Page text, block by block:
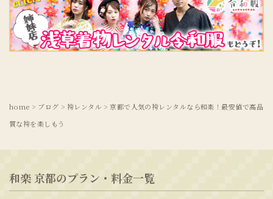
home > ブログ > 袴レンタル >京都で人気の袴レンタルなら和楽！最安値で高品
質な袴を楽しもう
和楽 京都のプラン・料金一覧